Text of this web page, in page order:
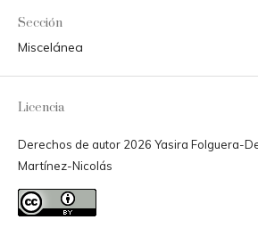
Sección
Miscelánea
Licencia
Derechos de autor 2026 Yasira Folguera-
Martínez-Nicolás